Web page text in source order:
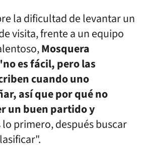
la dificultad de levantar un
visita, frente a un equipo
Mosquera
es fácil, pero las
cuando uno
así que por qué no
un buen partido y
lo primero, después buscar